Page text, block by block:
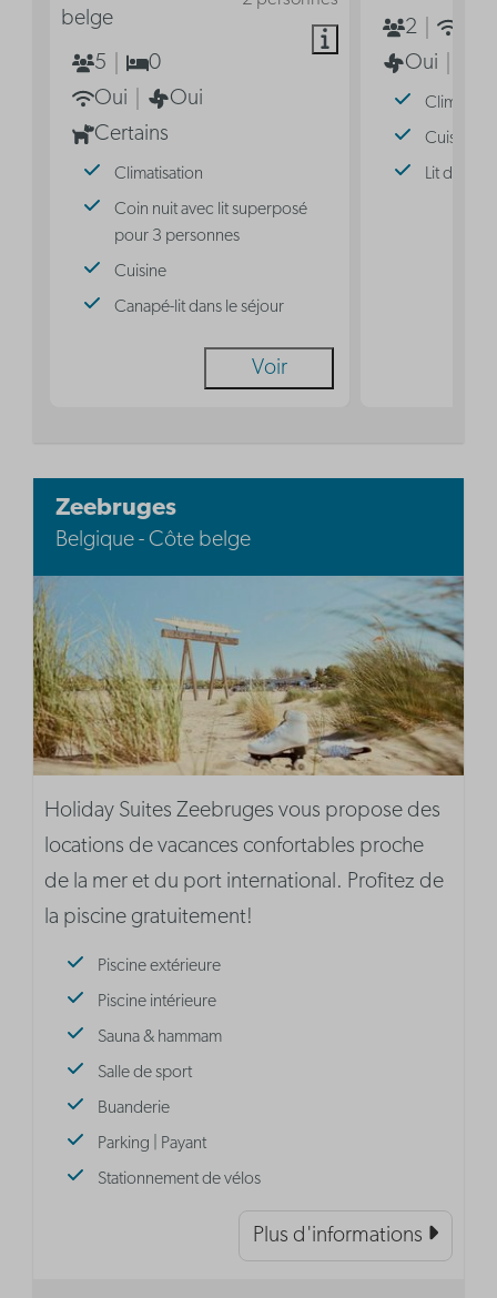
belge
5
0
Oui
Oui
Certains
Climatisation
Coin nuit avec lit superposé
pour 3 personnes
Cuisine
Canapé-lit dans le séjour
Voir
2
Oui
Cuisine
Lit
Zeebruges
Belgique - Côte belge
Holiday Suites Zeebruges vous propose des
locations de vacances confortables proche
de la mer et du port international. Profitez de
la piscine gratuitement!
Piscine extérieure
Piscine intérieure
Sauna & hammam
Salle de sport
Buanderie
Parking | Payant
Stationnement de vélos
Plus d'informations